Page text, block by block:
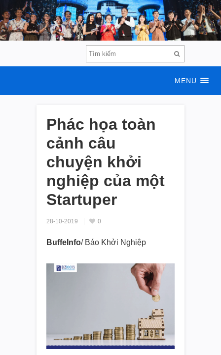
MENU
Phác họa toàn
cảnh câu
chuyện khởi
nghiệp của một
Startuper
28-10-2019 0
BuffeInfo/ Báo Khởi Nghiệp